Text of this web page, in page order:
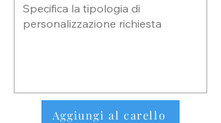
Aggiungi al carello